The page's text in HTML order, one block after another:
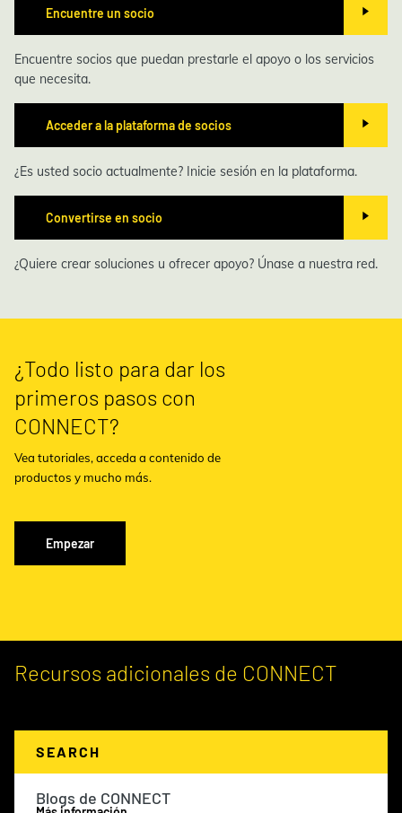
Encuentre un socio
Encuentre socios que puedan prestarle el apoyo o los servicios
que necesita.
Acceder a la plataforma de socios
¿Es usted socio actualmente? Inicie sesión en la plataforma.
Convertirse en socio
¿Quiere crear soluciones u ofrecer apoyo? Únase a nuestra red.
¿Todo listo para dar los
primeros pasos con
CONNECT?
Vea tutoriales, acceda a contenido de
productos y mucho más.
Empezar
Recursos adicionales de CONNECT
SEARCH
Blogs de CONNECT